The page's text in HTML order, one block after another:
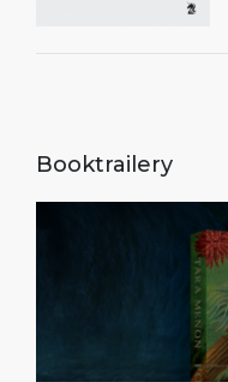
Booktrailery